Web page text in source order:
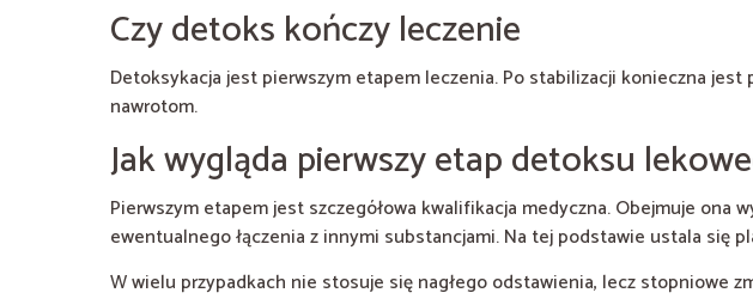
Czy detoks kończy leczenie
Detoksykacja jest pierwszym etapem leczenia. Po stabilizacji konieczna
nawrotom.
Jak wygląda pierwszy etap detoksu
Pierwszym etapem jest szczegółowa kwalifikacja medyczna. Obejmuje ona
ewentualnego łączenia z innymi substancjami. Na tej podstawie ustala się
W wielu przypadkach nie stosuje się nagłego odstawienia, lecz stopniowe